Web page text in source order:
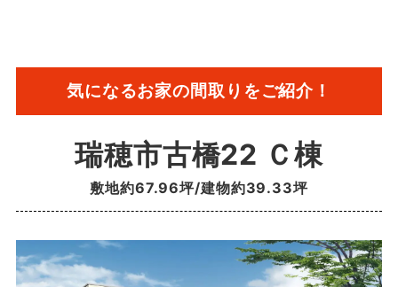
気になるお家の間取りをご紹介！
瑞穂市古橋22 Ｃ棟
敷地約67.96坪/建物約39.33坪